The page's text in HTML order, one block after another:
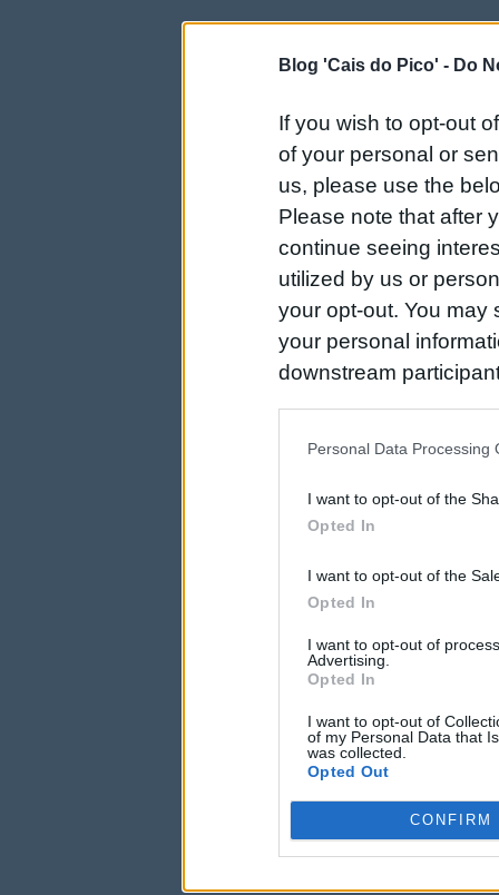
Blog 'Cais do Pico' - Do
If you wish to opt-out
of your personal or
us, please use the
Please note that after
continue seeing
utilized by us or
your opt-out. You may
your personal
downstream
us to third parties on
Personal Data Processing
I want to opt-out of the
Opted In
I want to opt-out of the
Opted In
I want to opt-out of
Advertising.
Opted In
I want to opt-out of
of my Personal Data that
was collected.
Opted Out
CONFIRM